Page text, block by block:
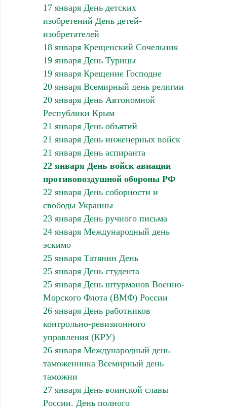
17 января День детских
изобретений День детей-
изобретателей
18 января Крещенский Сочельник
19 января День Турицы
19 января Крещение Господне
20 января Всемирный день религии
20 января День Автономной
Республики Крым
21 января День объятий
21 января День инженерных войск
21 января День аспиранта
22 января День войск авиации
противовоздушной обороны РФ
22 января День соборности и
свободы Украины
23 января День ручного письма
24 января Международный день
эскимо
25 января Татянин День
25 января День студента
25 января День штурманов Военно-
Морского Флота (ВМФ) России
26 января День работников
контрольно-ревизионного
управления (КРУ)
26 января Международный день
таможенника Всемирный день
таможни
27 января День воинской славы
России. День полного